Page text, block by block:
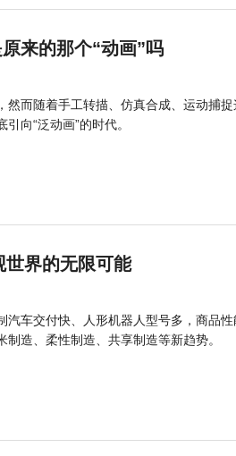
来的那个“动画”吗
然而随着手工转描、仿真合成、运动捕
向“泛动画”的时代。
世界的无限可能
汽车交付快、人形机器人型号多，商
造、柔性制造、共享制造等新趋势。